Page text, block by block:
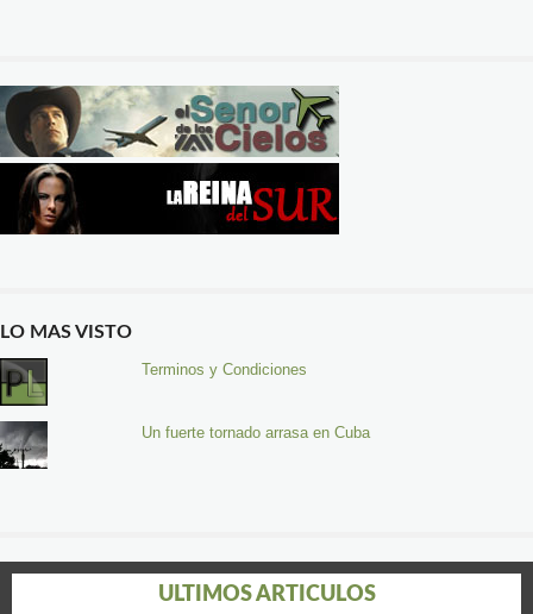
LO MAS VISTO
Terminos y Condiciones
Un fuerte tornado arrasa en Cuba
ULTIMOS ARTICULOS